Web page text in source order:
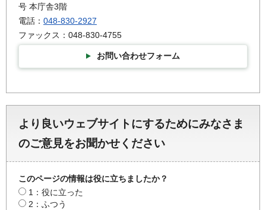
号 本庁舎3階
電話： 048-830-2927
ファックス：048-830-4755
お問い合わせフォーム
より良いウェブサイトにするためにみなさま
のご意見をお聞かせください
このページの情報は役に立ちましたか？
1：役に立った
2：ふつう